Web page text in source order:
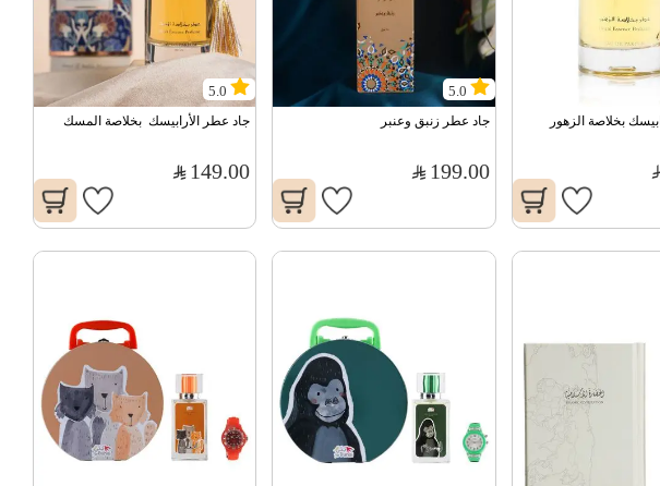
بخلاصة الزهور
5.0
جاد عطر زنبق وعنبر
199.00
5.0
جاد عطر الأرابيسك  بخلاصة المسك
149.00